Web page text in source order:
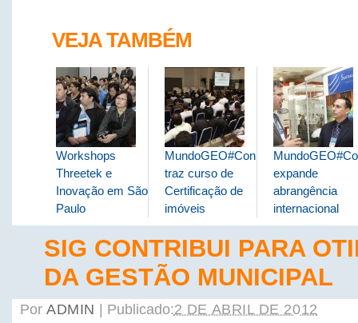
VEJA TAMBÉM
Workshops
Threetek e
Inovação em São
Paulo
MundoGEO#Connect
traz curso de
Certificação de
imóveis
expande
abrangência
internacional
SIG CONTRIBUI PARA
DA GESTÃO MUNICIPAL
Por ADMIN Publicado:2 DE ABRIL DE 2012